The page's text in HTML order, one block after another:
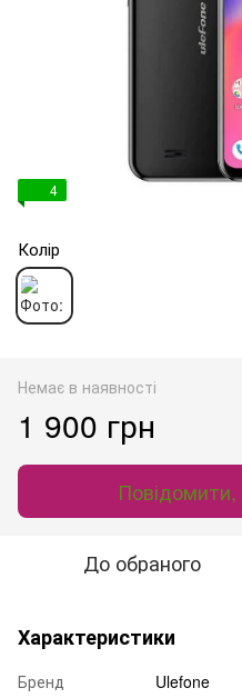
4
Колір
Немає в наявності
1 900 грн
Повідомити,
До обраного
Характеристики
Бренд
Ulefone